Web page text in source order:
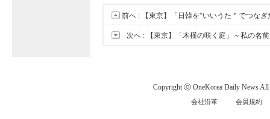
前へ : 【東京】「日韓を“いいうた＂でつ
次へ : 【東京】「木槿の咲く庭」～私の名
Copyright ⓒ OneKorea Daily News All
会社沿革 会員規約